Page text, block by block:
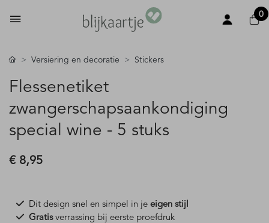
0
Versiering en decoratie Stickers
Flessenetiket
zwangerschapsaankondiging
special wine - 5 stuks
€ 8,95
Dit design snel en simpel in je eigen stijl
Gratisverrassing bij eerste proefdruk